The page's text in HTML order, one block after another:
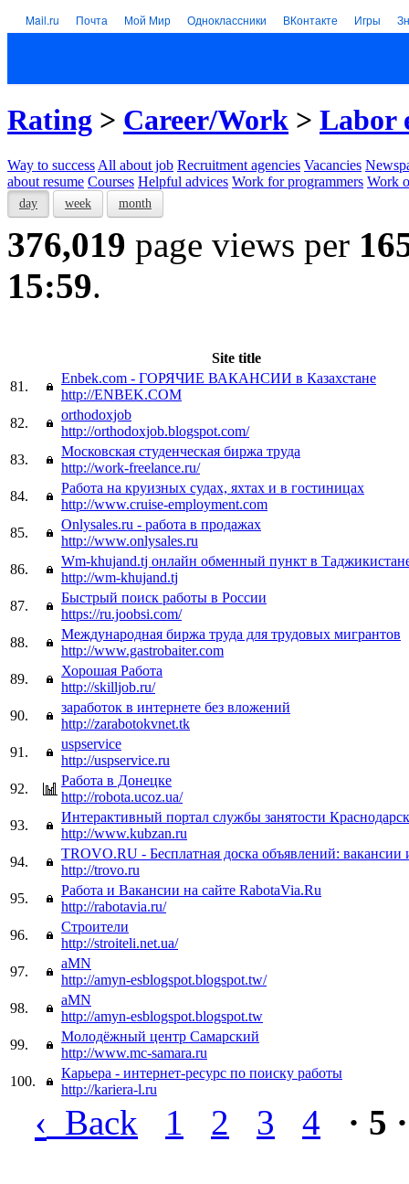
Mail.ru Почта Мой Мир Одноклассники ВКонтакте Игры
Rating > Career/Work > Labor
Way to success All about job Recruitment agencies Vacancies
about resume Courses Helpful advices Work for programmers Work
day week month
376,019 page views per
15:59.
Site title
81.
Enbek.com - ГОРЯЧИЕ ВАКАНСИИ в Казахстане
http://ENBEK.COM
82.
orthodoxjob
http://orthodoxjob.blogspot.com/
83.
Московская студенческая биржа труда
http://work-freelance.ru/
84.
Работа на круизных судах, яхтах и в гостиницах
http://www.cruise-employment.com
85.
Onlysales.ru - работа в продажах
http://www.onlysales.ru
86.
Wm-khujand.tj онлайн обменный пункт в
http://wm-khujand.tj
87.
Быстрый поиск работы в России
https://ru.joobsi.com/
88.
Международная биржа труда для трудовых мигрантов
http://www.gastrobaiter.com
89.
Хорошая Работа
http://skilljob.ru/
90.
заработок в интернете без вложений
http://zarabotokvnet.tk
91.
uspservice
http://uspservice.ru
92.
Работа в Донецке
http://robota.ucoz.ua/
93.
Интерактивный портал службы занятости
http://www.kubzan.ru
94.
TROVO.RU - Бесплатная доска объявлений: вакансии
http://trovo.ru
95.
Работа и Вакансии на сайте RabotaVia.Ru
http://rabotavia.ru/
96.
Строители
http://stroiteli.net.ua/
97.
aMN
http://amyn-esblogspot.blogspot.tw/
98.
aMN
http://amyn-esblogspot.blogspot.tw
99.
Молодёжный центр Самарский
http://www.mc-samara.ru
100.
Карьера - интернет-ресурс по поиску работы
http://kariera-l.ru
‹ Back 1 2 3 4 · 5 ·